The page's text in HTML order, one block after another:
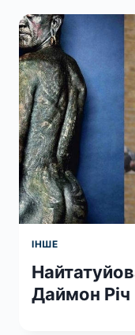
ІНШЕ
Даймон Річ